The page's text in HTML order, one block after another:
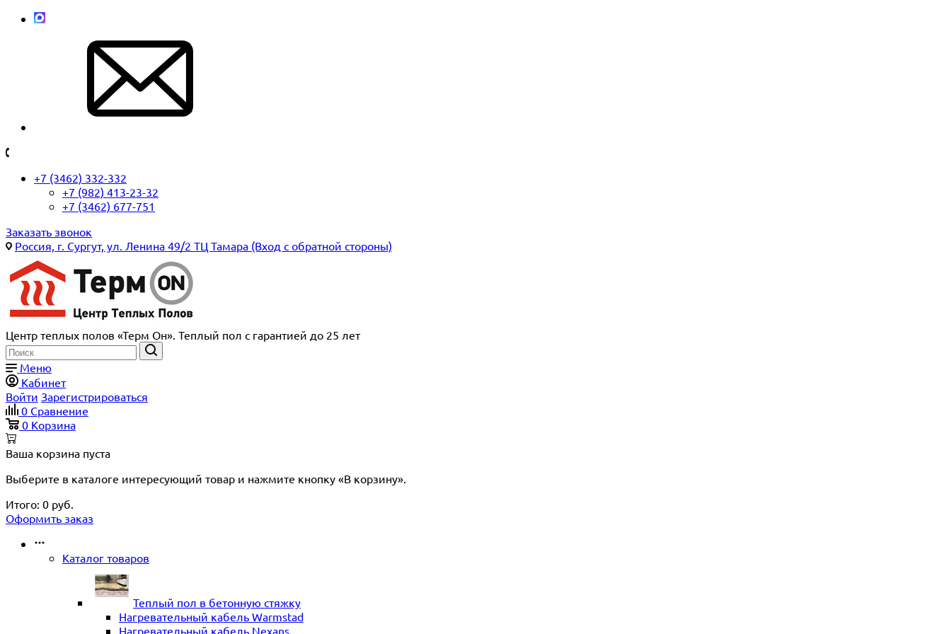
+7 (3462) 332-332
+7 (982) 413-23-32
+7 (3462) 677-751
Заказать звонок
Россия, г. Сургут, ул. Ленина 49/2 ТЦ Тамара (Вход с обратной стороны)
Центр теплых полов «Терм Он». Теплый пол с гарантией до 25 лет
Меню
Кабинет
Войти Зарегистрироваться
0 Сравнение
0 Корзина
Ваша корзина пуста
Выберите в каталоге интересующий товар и нажмите кнопку «В корзину».
Итого: 0 руб.
Оформить заказ
Каталог товаров
Теплый пол в бетонную стяжку
Нагревательный кабель Warmstad
Нагревательный кабель Nexans